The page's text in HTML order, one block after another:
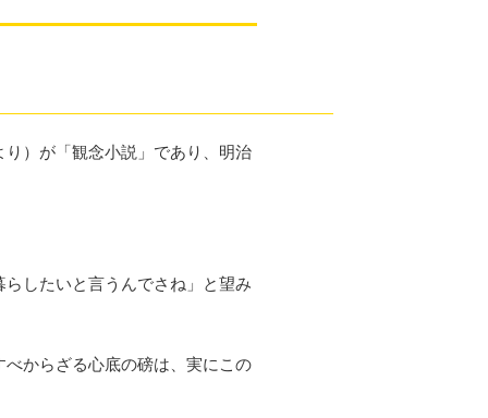
）が「観念小説」であり、明治
したいと言うんでさね」と望み
からざる心底の磅は、実にこの